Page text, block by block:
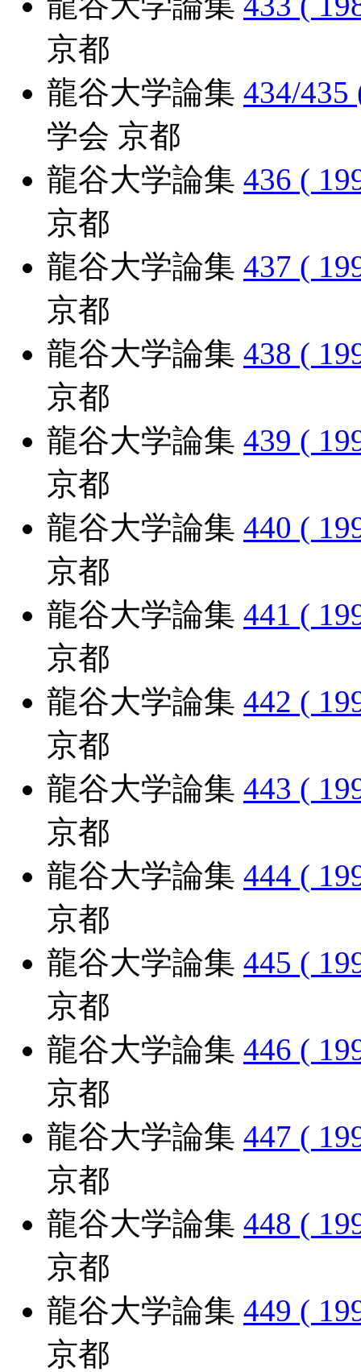
京都
龍谷大学論集 434/435
学会 京都
龍谷大学論集 436 (
京都
龍谷大学論集 437 (
京都
龍谷大学論集 438 (
京都
龍谷大学論集 439 (
京都
龍谷大学論集 440 (
京都
龍谷大学論集 441 (
京都
龍谷大学論集 442 (
京都
龍谷大学論集 443 (
京都
龍谷大学論集 444 (
京都
龍谷大学論集 445 (
京都
龍谷大学論集 446 (
京都
龍谷大学論集 447 (
京都
龍谷大学論集 448 (
京都
龍谷大学論集 449 (
京都